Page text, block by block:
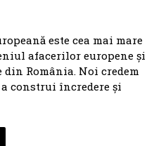
este cea mai mare
afacerilor europene și
România. Noi credem
construi încredere și